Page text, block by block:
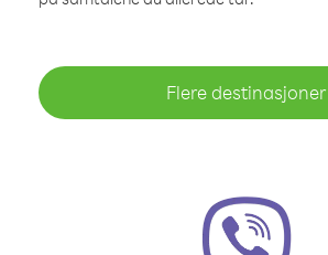
Flere destinasjoner